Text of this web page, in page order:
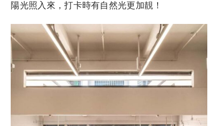
陽光照入來，打卡時有自然光更加靚！